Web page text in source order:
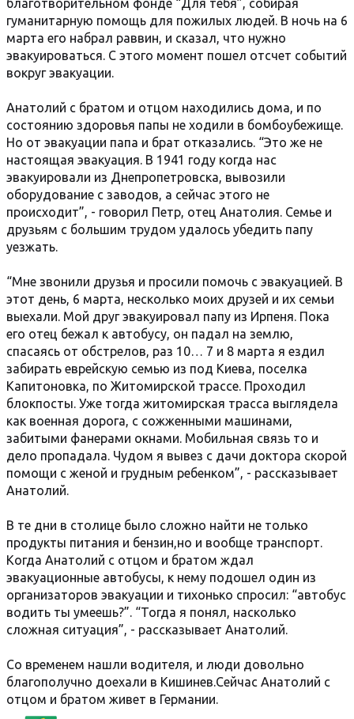
благотворительном фонде “Для тебя”, собирая
гуманитарную помощь для пожилых людей. В ночь на 6
марта его набрал раввин, и сказал, что нужно
эвакуироваться. С этого момент пошел отсчет событий
вокруг эвакуации.
Анатолий с братом и отцом находились дома, и по
состоянию здоровья папы не ходили в бомбоубежище.
Но от эвакуации папа и брат отказались. “Это же не
настоящая эвакуация. В 1941 году когда нас
эвакуировали из Днепропетровска, вывозили
оборудование с заводов, а сейчас этого не
происходит”, - говорил Петр, отец Анатолия. Семье и
друзьям с большим трудом удалось убедить папу
уезжать.
“Мне звонили друзья и просили помочь с эвакуацией. В
этот день, 6 марта, несколько моих друзей и их семьи
выехали. Мой друг эвакуировал папу из Ирпеня. Пока
его отец бежал к автобусу, он падал на землю,
спасаясь от обстрелов, раз 10… 7 и 8 марта я ездил
забирать еврейскую семью из под Киева, поселка
Капитоновка, по Житомирской трассе. Проходил
блокпосты. Уже тогда житомирская трасса выглядела
как военная дорога, с сожженными машинами,
забитыми фанерами окнами. Мобильная связь то и
дело пропадала. Чудом я вывез с дачи доктора скорой
помощи с женой и грудным ребенком”, - рассказывает
Анатолий.
В те дни в столице было сложно найти не только
продукты питания и бензин,но и вообще транспорт.
Когда Анатолий с отцом и братом ждал
эвакуационные автобусы, к нему подошел один из
организаторов эвакуации и тихонько спросил: “автобус
водить ты умеешь?”. “Тогда я понял, насколько
сложная ситуация”, - рассказывает Анатолий.
Со временем нашли водителя, и люди довольно
благополучно доехали в Кишинев.Сейчас Анатолий с
отцом и братом живет в Германии.